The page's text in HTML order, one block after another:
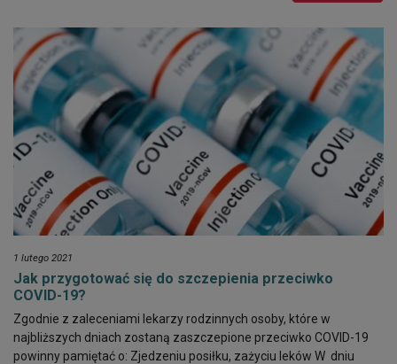
1 lutego 2021
Jak przygotować się do szczepienia przeciwko
COVID-19?
Zgodnie z zaleceniami lekarzy rodzinnych osoby, które w
najbliższych dniach zostaną zaszczepione przeciwko COVID-19
powinny pamiętać o: Zjedzeniu posiłku, zażyciu leków W dniu